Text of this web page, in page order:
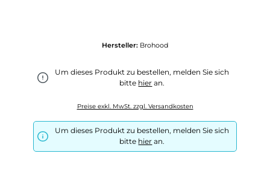
Hersteller: Brohood
Um dieses Produkt zu bestellen, melden Sie sich
bitte hier an.
Preise exkl. MwSt. zzgl. Versandkosten
Um dieses Produkt zu bestellen, melden Sie sich
bitte hier an.